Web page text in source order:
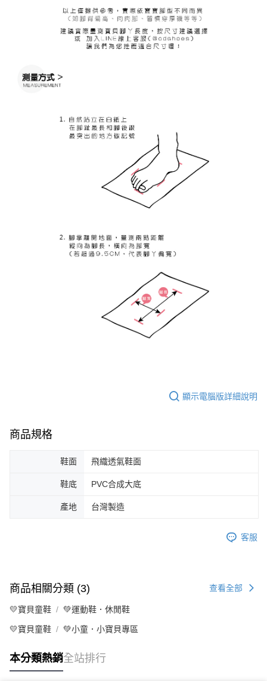
顯示電腦版詳細說明
商品規格
鞋面 飛織透氣鞋面
鞋底 PVC合成大底
產地 台灣製造
客服
商品相關分類 (3) 查看全部
💛寶貝童鞋 💚運動鞋．休閒鞋
💛寶貝童鞋 💚小童．小寶貝專區
本分類熱銷全站排行